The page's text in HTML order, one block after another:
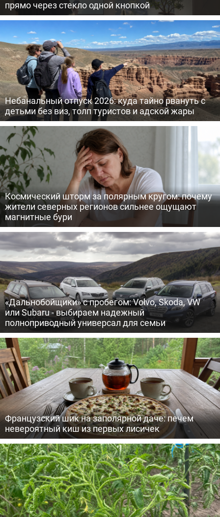
прямо через стекло одной кнопкой
Небанальный отпуск 2026: куда тайно рвануть с
детьми без виз, толп туристов и адской жары
Космический шторм за полярным кругом: почему
жители северных регионов сильнее ощущают
магнитные бури
«Дальнобойщики» с пробегом: Volvo, Skoda, VW
или Subaru - выбираем надежный
полноприводный универсал для семьи
Французский шик на заполярной даче: печем
невероятный киш из первых лисичек